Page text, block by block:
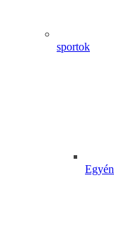
sportok